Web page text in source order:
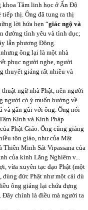
khoa Tâm linh học ở Ấn Độ
thị. Ông đã tung ra thị
lời hứa hẹn “giác ngộ và
đường tình yêu và tình dục;
lẫn phương Đông.
ông lại là một nhà
phục người nghe, người
thuyết giảng rất nhiều và
ngữ nhà Phật, nên người
người có ý muốn hướng về
và gần gũi với ông. Ông nói
Kinh và Kinh Pháp
Phật Giáo. Ông cũng giảng
tôn giáo, như của Mật
Minh Sát Vipassana của
của kinh Lăng Nghiêm v...
vừa xuyên tạc đạo Phật (một
đức Phật như một cái dù
ông giảng lại chứa đựng
chính là điều mà người ta